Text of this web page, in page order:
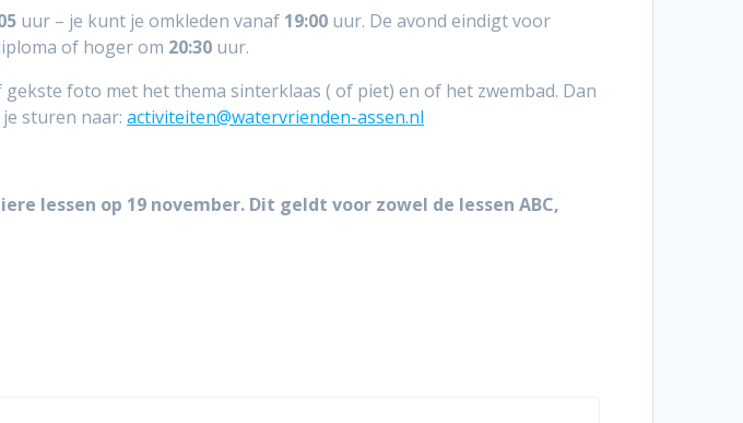
uur – je kunt je omkleden vanaf 19:00 uur. De avond eindigt voor
of hoger om 20:30 uur.
foto met het thema sinterklaas ( of piet) en of het zwembad. Dan
je sturen naar:activiteiten@watervrienden-assen.nl
lessen op 19 november. Dit geldt voor zowel de lessen ABC,